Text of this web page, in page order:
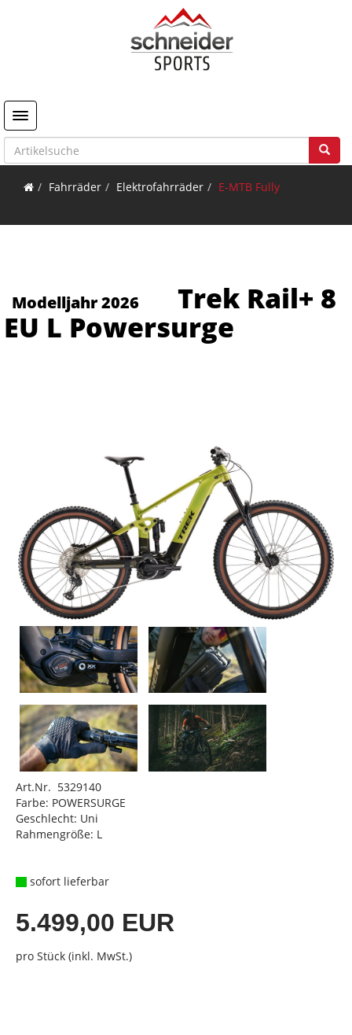
Toggle navigation
Fahrräder Elektrofahrräder E-MTB Fully
Modelljahr 2026
Trek Rail+ 8
EU L Powersurge
Art.Nr. 5329140
Farbe: POWERSURGE
Geschlecht: Uni
Rahmengröße: L
sofort lieferbar
5.499,00 EUR
pro Stück (inkl. MwSt.)